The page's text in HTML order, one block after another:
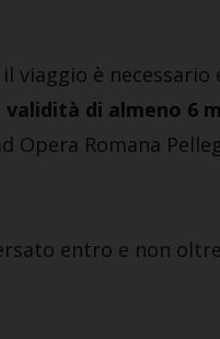
il viaggio è necessario
validità di almeno 6
Opera Romana
entro e non